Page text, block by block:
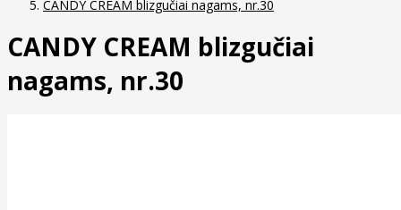
CANDY CREAM blizgučiai nagams, nr.30
CANDY CREAM blizgučiai
nagams, nr.30